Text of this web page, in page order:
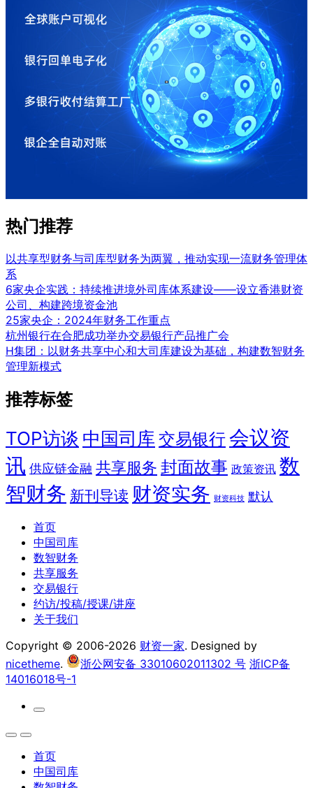
热门推荐
以共享型财务与司库型财务为两翼，推动实现一流财务管理体
系
6家央企实践：持续推进境外司库体系建设——设立香港财资
公司、构建跨境资金池
25家央企：2024年财务工作重点
杭州银行在合肥成功举办交易银行产品推广会
H集团：以财务共享中心和大司库建设为基础，构建数智财务
管理新模式
推荐标签
TOP访谈 中国司库 交易银行会议资
讯 供应链金融 共享服务 封面故事 政策资讯 数
智财务 新刊导读 财资实务 财资科技 默认
首页
中国司库
数智财务
共享服务
交易银行
约访/投稿/授课/讲座
关于我们
Copyright © 2006-2026 财资一家. Designed by
nicetheme. 浙公网安备 33010602011302 号 浙ICP备
14016018号-1
首页
中国司库